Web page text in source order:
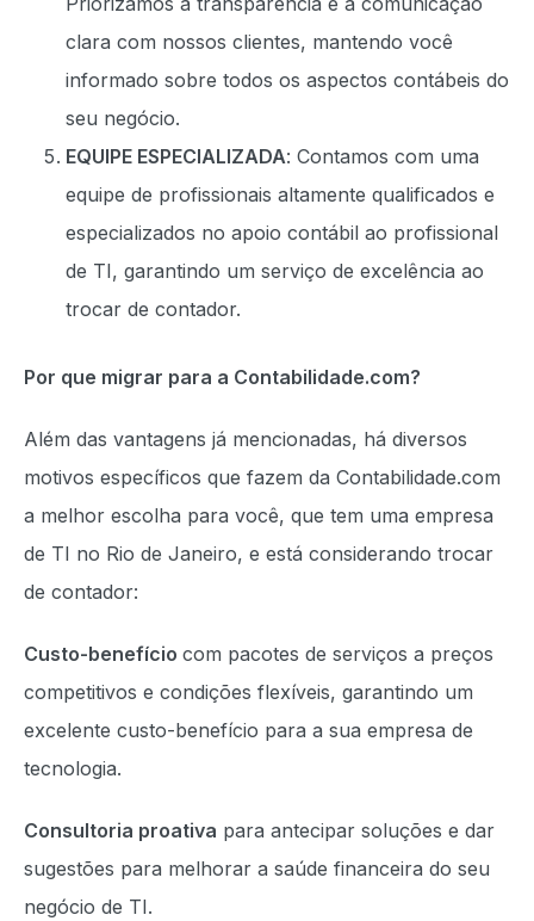
clara com nossos clientes, mantendo você
informado sobre todos os aspectos contábeis do
seu negócio.
EQUIPE ESPECIALIZADA: Contamos com uma
equipe de profissionais altamente qualificados e
especializados no apoio contábil ao profissional
de TI, garantindo um serviço de excelência ao
trocar de contador.
Por que migrar para a Contabilidade.com?
Além das vantagens já mencionadas, há diversos
motivos específicos que fazem da Contabilidade.com
a melhor escolha para você, que tem uma empresa
de TI no Rio de Janeiro, e está considerando trocar
de contador:
Custo-benefício com pacotes de serviços a preços
competitivos e condições flexíveis, garantindo um
excelente custo-benefício para a sua empresa de
tecnologia.
Consultoria proativa para antecipar soluções e dar
sugestões para melhorar a saúde financeira do seu
negócio de TI.